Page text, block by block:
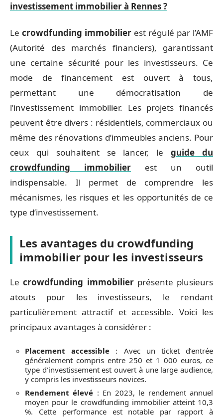
investissement immobilier à Rennes ?
Le crowdfunding immobilier est régulé par l’AMF
(Autorité des marchés financiers), garantissant
une certaine sécurité pour les investisseurs. Ce
mode de financement est ouvert à tous,
permettant une démocratisation de
l’investissement immobilier. Les projets financés
peuvent être divers : résidentiels, commerciaux ou
même des rénovations d’immeubles anciens. Pour
ceux qui souhaitent se lancer, leguide du
crowdfunding immobilier est un outil
indispensable. Il permet de comprendre les
mécanismes, les risques et les opportunités de ce
type d’investissement.
Les avantages du crowdfunding
immobilier pour les investisseurs
Lecrowdfunding immobilierprésente plusieurs
atouts pour les investisseurs, le rendant
particulièrement attractif et accessible. Voici les
principaux avantages à considérer :
Placement accessible : Avec un ticket d’entrée
généralement compris entre 250 et 1 000 euros, ce
type d’investissement est ouvert à une large audience,
y compris les investisseurs novices.
Rendement élevé : En 2023, le rendement annuel
moyen pour le crowdfunding immobilier atteint 10,3
%. Cette performance est notable par rapport à